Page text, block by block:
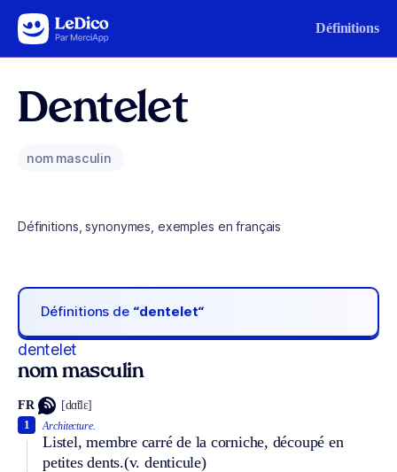
Aller au contenu Définitions
Dentelet
nom masculin
Définitions, synonymes, exemples en français
Définitions de “dentelet“
dentelet
nom masculin
FR [dɑ̃tlɛ]
Architecture.
Listel, membre carré de la corniche, découpé en
petites dents.(v. denticule)
1